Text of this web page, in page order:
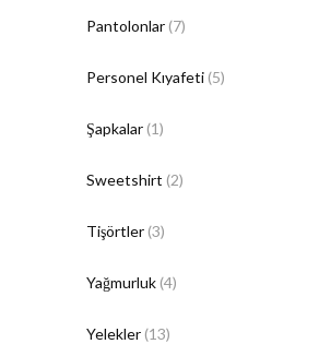
Pantolonlar (7)
Personel Kıyafeti (5)
Şapkalar (1)
Sweetshirt (2)
Tişörtler (3)
Yağmurluk (4)
Yelekler (13)